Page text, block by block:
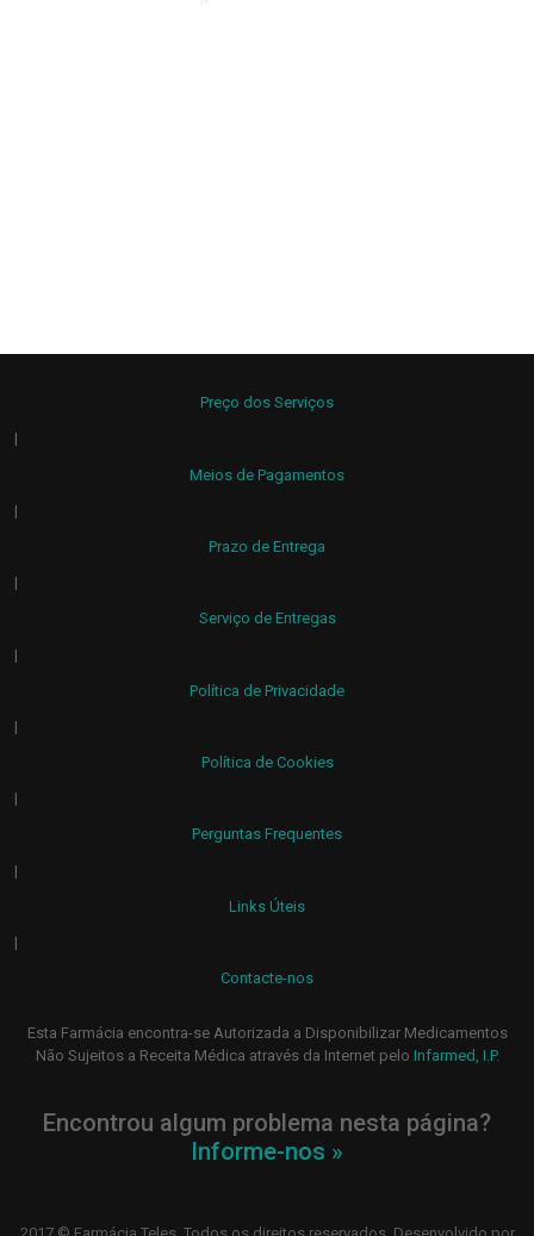
Preço dos Serviços
|
Meios de Pagamentos
|
Prazo de Entrega
|
Serviço de Entregas
|
Política de Privacidade
|
Política de Cookies
|
Perguntas Frequentes
|
Links Úteis
|
Contacte-nos
Esta Farmácia encontra-se Autorizada a Disponibilizar Medicamentos
Não Sujeitos a Receita Médica através da Internet pelo Infarmed, I.P.
Encontrou algum problema nesta página?
Informe-nos »